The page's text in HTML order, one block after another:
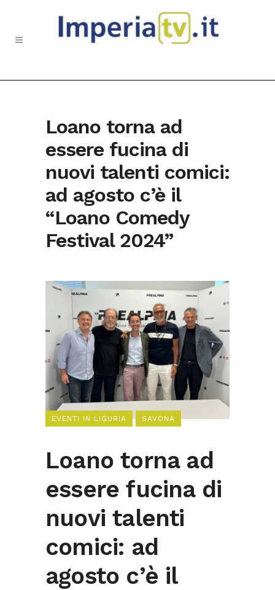
Loano torna ad
essere fucina di
nuovi talenti comici:
ad agosto c’è il
“Loano Comedy
Festival 2024”
EVENTI IN LIGURIA SAVONA
Loano torna ad
essere fucina di
nuovi talenti
comici: ad
agosto c’è il